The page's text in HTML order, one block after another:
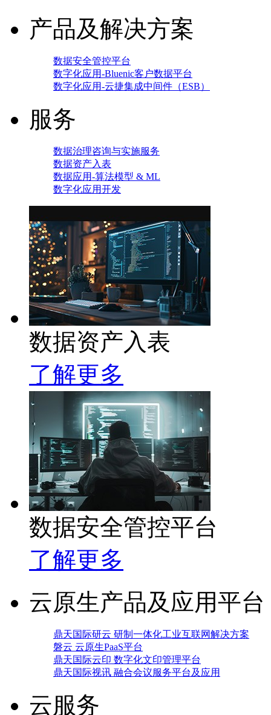
产品及解决方案
数据安全管控平台
数字化应用-Bluenic客户数据平台
数字化应用-云捷集成中间件（ESB）
服务
数据治理咨询与实施服务
数据资产入表
数据应用-算法模型 & ML
数字化应用开发
数据资产入表
了解更多
数据安全管控平台
了解更多
云原生产品及应用平台
鼎天国际研云 研制一体化工业互联网解决方案
磐云 云原生PaaS平台
鼎天国际云印 数字化文印管理平台
鼎天国际视讯 融合会议服务平台及应用
云服务